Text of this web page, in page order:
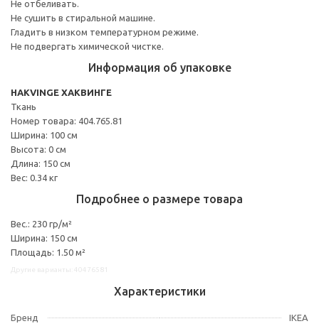
Не отбеливать.
Не сушить в стиральной машине.
Гладить в низком температурном режиме.
Не подвергать химической чистке.
Информация об упаковке
HAKVINGE ХАКВИНГЕ
Ткань
Номер товара: 404.765.81
Ширина: 100 см
Высота: 0 см
Длина: 150 см
Вес: 0.34 кг
Подробнее о размере товара
Вес.: 230 гр/м²
Ширина: 150 см
Площадь: 1.50 м²
Характеристики
Бренд IKEA